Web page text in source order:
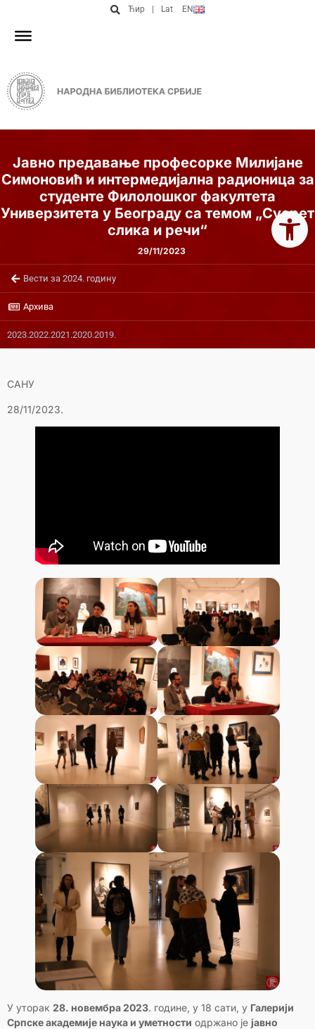
Ћир Lat EN
Jавно предавање професорке Милијане
Симоновић и интермедијална радионица за
студенте Филолошког факултета
Универзитета у Београду са темом „Сусрет
слика и речи“
29/11/2023
Вести за 2024. годину
Архива
2023.2022.2021.2020.2019.
САНУ
28/11/2023.
У уторак 28. новембра 2023. године, у 18 сати, у Галерији
Српске академије наука и уметности одржано је јавно